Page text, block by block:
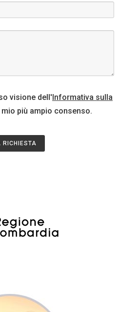
visione dell'Informativa sulla
più ampio consenso.
RICHIESTA